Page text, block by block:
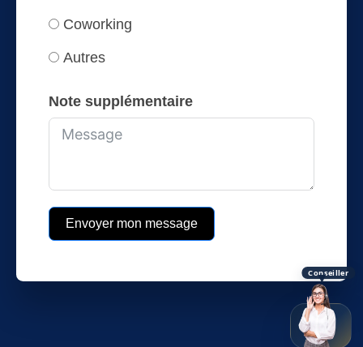
Coworking
Autres
Note supplémentaire
Envoyer mon message
Conseiller